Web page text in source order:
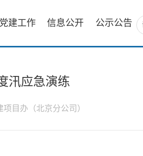
党建工作 信息公开 公示公告
汛应急演练
目办（北京分公司）